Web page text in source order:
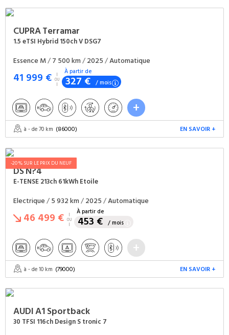
CUPRATerramar
1.5 eTSI Hybrid 150ch V DSG7
Essence M/7 500 km/2025/Automatique
41 999 € À partir de
327 € / mois
à - de 70 km (86000) EN SAVOIR +
-20 % SUR LE PRIX DU NEUF
DSN?4
E-TENSE 213ch 61kWh Etoile
Electrique/5 932 km/2025/Automatique
46 499 € À partir de
453 € / mois
à - de 10 km (79000) EN SAVOIR +
AUDIA1 Sportback
30 TFSI 116ch Design S tronic 7